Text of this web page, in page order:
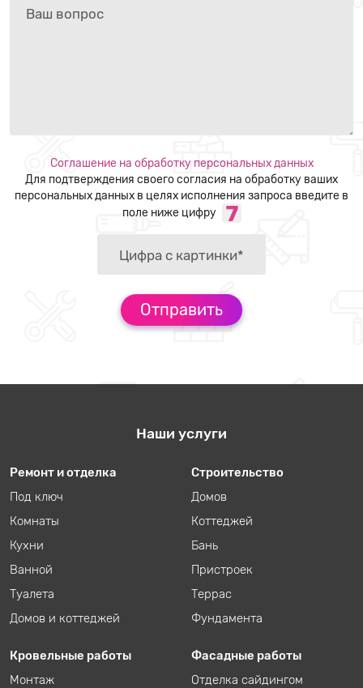
Соглашение на обработку персональных данных
Для подтверждения своего согласия на обработку ваших
персональных данных в целях исполнения запроса введите в
поле ниже цифру
Наши услуги
Ремонт и отделка
Под ключ
Комнаты
Кухни
Ванной
Туалета
Домов и коттеджей
Строительство
Домов
Коттеджей
Бань
Пристроек
Террас
Фундамента
Кровельные работы
Монтаж
Фасадные работы
Отделка сайдингом